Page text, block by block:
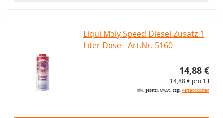
Liqui Moly Speed Diesel Zusatz 1
Liter Dose - Art.Nr. 5160
14,88 €
14,88 € pro 1 l
inkl. gesetzl. MwSt., zzgl.Versandkosten